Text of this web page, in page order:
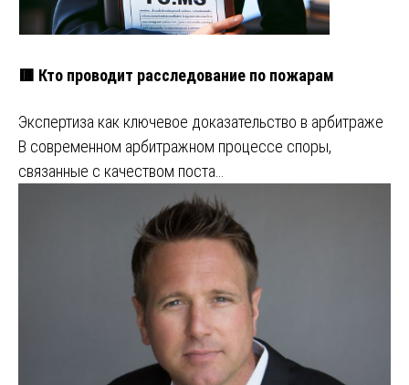
🟥 Кто проводит расследование по пожарам
Экспертиза как ключевое доказательство в арбитраже
В современном арбитражном процессе споры,
связанные с качеством поста…